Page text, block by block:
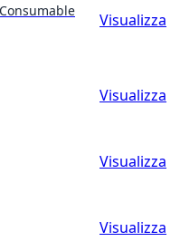
Visualizza
Visualizza
Visualizza
Visualizza